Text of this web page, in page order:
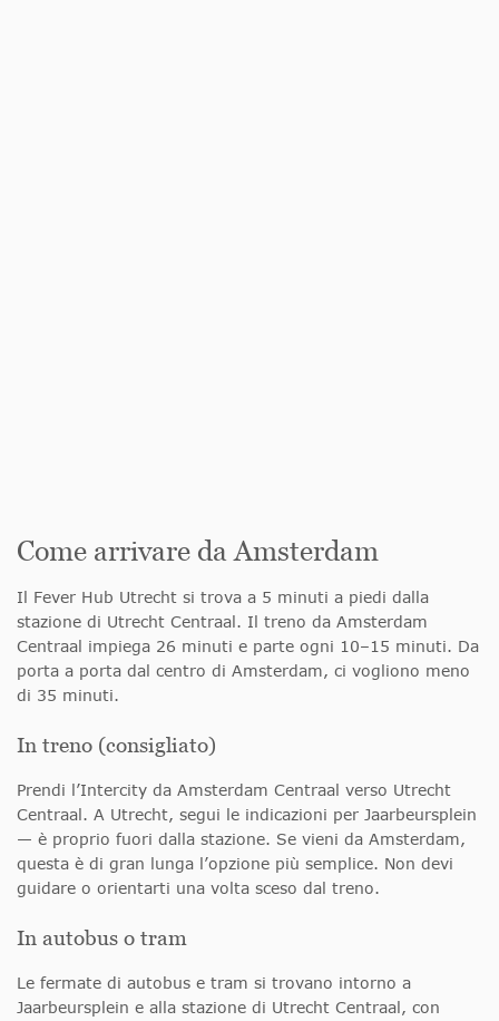
Come arrivare da Amsterdam
Il Fever Hub Utrecht si trova a 5 minuti a piedi dalla
stazione di Utrecht Centraal. Il treno da Amsterdam
Centraal impiega 26 minuti e parte ogni 10–15 minuti. Da
porta a porta dal centro di Amsterdam, ci vogliono meno
di 35 minuti.
In treno (consigliato)
Prendi l’Intercity da Amsterdam Centraal verso Utrecht
Centraal. A Utrecht, segui le indicazioni per Jaarbeursplein
— è proprio fuori dalla stazione. Se vieni da Amsterdam,
questa è di gran lunga l’opzione più semplice. Non devi
guidare o orientarti una volta sceso dal treno.
In autobus o tram
Le fermate di autobus e tram si trovano intorno a
Jaarbeursplein e alla stazione di Utrecht Centraal, con